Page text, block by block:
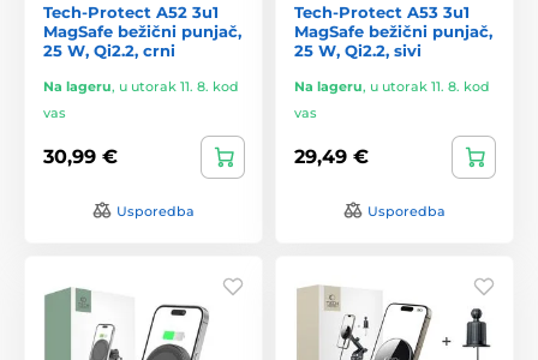
Tech-Protect A52 3u1
MagSafe bežični punjač,
25 W, Qi2.2, crni
Na lageru, u utorak 11. 8. kod
vas
30,99 €
Usporedba
Tech-Protect A53 3u1
MagSafe bežični punjač,
25 W, Qi2.2, sivi
Na lageru, u utorak 11. 8. kod
vas
29,49 €
Usporedba